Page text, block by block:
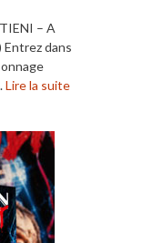
– A
Entrez dans
Lire la suite